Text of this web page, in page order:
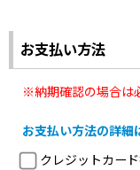
お支払い方法
※納期確認の場合は
お支払い方法の詳細
クレジットカー